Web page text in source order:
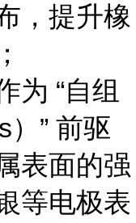
，提升橡
为 “自组
” 前驱
表面的强
等电极表